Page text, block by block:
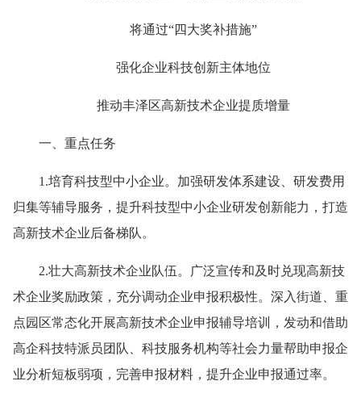
将通过“四大奖补措施”
强化企业科技创新主体地位
推动丰泽区高新技术企业提质增量
一、重点任务
1.培育科技型中小企业。加强研发体系建设、研发费用
归集等辅导服务，提升科技型中小企业研发创新能力，打造
高新技术企业后备梯队。
2.壮大高新技术企业队伍。广泛宣传和及时兑现高新技
术企业奖励政策，充分调动企业申报积极性。深入街道、重
点园区常态化开展高新技术企业申报辅导培训，发动和借助
高企科技特派员团队、科技服务机构等社会力量帮助申报企
业分析短板弱项，完善申报材料，提升企业申报通过率。